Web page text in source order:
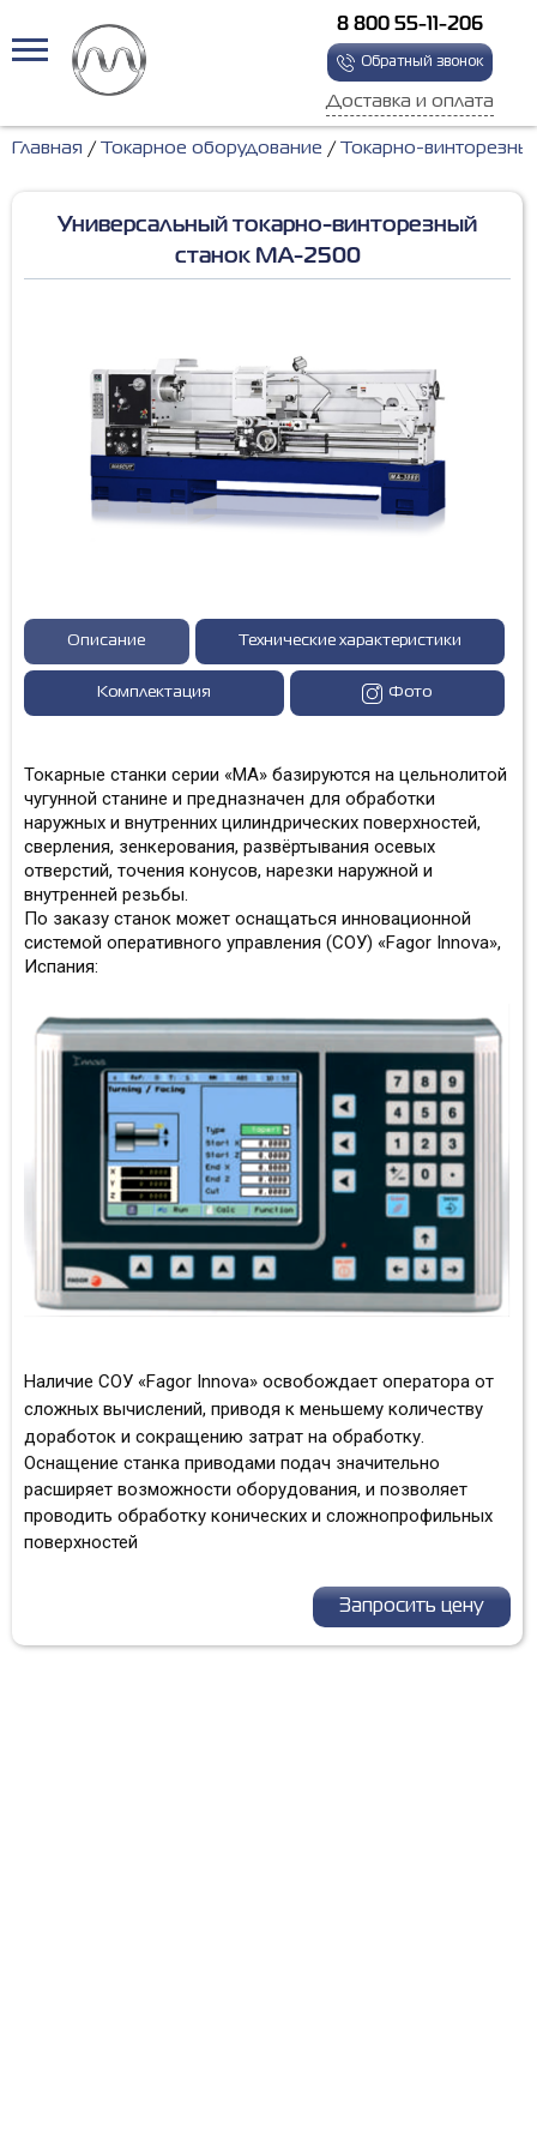
8 800 55-11-206
Обратный звонок
Доставка и оплата
Главная Токарное оборудование Токарно-
Универсальный токарно-винторезный
станок MA-2500
Описание Технические характеристики
Комплектация Фото
Токарные станки серии «MА» базируются на цельнолитой
чугунной станине и предназначен для обработки
наружных и внутренних цилиндрических поверхностей,
сверления, зенкерования, развёртывания осевых
отверстий, точения конусов, нарезки наружной и
внутренней резьбы.
По заказу станок может оснащаться инновационной
системой оперативного управления (СОУ) «Fagor Innova»,
Испания:
Наличие СОУ «Fagor Innova» освобождает оператора от
сложных вычислений, приводя к меньшему количеству
доработок и сокращению затрат на обработку.
Оснащение станка приводами подач значительно
расширяет возможности оборудования, и позволяет
проводить обработку конических и сложнопрофильных
поверхностей
Запросить цену